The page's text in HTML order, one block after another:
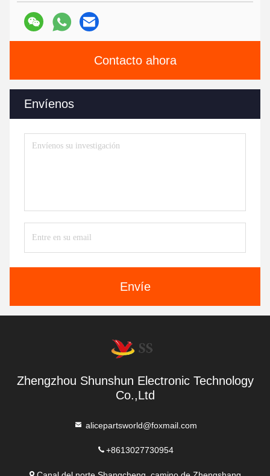
Contacto ahora
Envíenos
Envíe
Zhengzhou Shunshun Electronic Technology
Co.,Ltd
alicepartsworld@foxmail.com
+8613027730954